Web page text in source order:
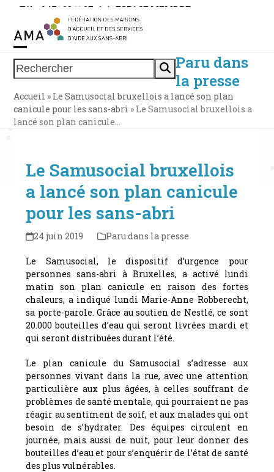
Skip
content
Tél. : 0471 38 11 37 | | ESPACE MEMBRE
Rechercher
Open
mobile
menu
Close
mobile
menu
Paru dans
la presse
Accueil » Le Samusocial bruxellois a lancé son plan
canicule pour les sans-abri » Le Samusocial bruxellois a
lancé son plan canicule…
Le Samusocial bruxellois
a lancé son plan canicule
pour les sans-abri
24 juin 2019 Paru dans la presse
Le Samusocial, le dispositif d’urgence pour
personnes sans-abri à Bruxelles, a activé lundi
matin son plan canicule en raison des fortes
chaleurs, a indiqué lundi Marie-Anne Robberecht,
sa porte-parole. Grâce au soutien de Nestlé, ce sont
20.000 bouteilles d’eau qui seront livrées mardi et
qui seront distribuées durant l’été.
Le plan canicule du Samusocial s’adresse aux
personnes vivant dans la rue, avec une attention
particulière aux plus âgées, à celles souffrant de
problèmes de santé mentale, qui pourraient ne pas
réagir au sentiment de soif, et aux malades qui ont
besoin de s’hydrater. Des équipes circulent en
journée, mais aussi de nuit, pour leur donner des
bouteilles d’eau et pour s’enquérir de l’état de santé
des plus vulnérables.